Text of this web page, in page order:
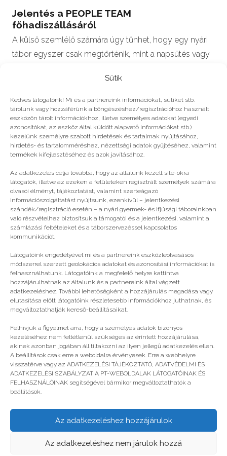
Sütik
Kedves látogatónk! Mi és a partnereink információkat, sütiket stb.
tárolunk vagy hozzáférünk a böngészéshez/regisztrációhoz használt
eszközön tárolt információkhoz, illetve személyes adatokat (egyedi
azonosítókat, az eszköz által küldött alapvető információkat stb.)
kezelünk személyre szabott hirdetések és tartalmak nyújtásához,
hirdetés- és tartalomméréshez, nézettségi adatok gyűjtéséhez, valamint
termékek kifejlesztéséhez és azok javításához.
Az adatkezelés célja továbbá, hogy az általunk kezelt site-okra
látogatók, illetve az ezeken a felületeken regisztrált személyek számára
olvasói élményt, tájékoztatást, valamint szerteágazó
információszolgáltatást nyújtsunk, ezenkívül – jelentkezési
szándék/regisztráció esetén – a nyári gyermek- és ifjúsági táborainkban
való részvételhez biztosítsuk a támogatói és a jelentkezési, valamint a
számlázási feltételeket és a táborszervezéssel kapcsolatos
kommunikációt.
Látogatóink engedélyével mi és a partnereink eszközleolvasásos
módszerrel szerzett geolokációs adatokat és azonosítási információkat is
felhasználhatunk. Látogatóink a megfelelő helyre kattintva
hozzájárulhatnak az általunk és a partnereink által végzett
adatkezeléshez. További lehetőségként a hozzájárulás megadása vagy
elutasítása előtt látogatóink részletesebb információkhoz juthatnak, és
megváltoztathatják kereső-beállításaikat.
Felhívjuk a figyelmet arra, hogy a személyes adatok bizonyos
kezeléséhez nem feltétlenül szükséges az érintett hozzájárulása,
akinek azonban jogában áll tiltakozni az ilyen jellegű adatkezelés ellen.
A beállítások csak erre a weboldalra érvényesek. Erre a webhelyre
visszatérve vagy az ADATKEZELÉSI TÁJÉKOZTATÓ, ADATVÉDELMI ÉS
ADATKEZELÉSI SZABÁLYZAT A PT-WEBOLDALAK LÁTOGATÓINAK ÉS
FELHASZNÁLÓINAK segítségével bármikor megváltoztathatók a
beállítások.
Az adatkezeléshez hozzájárulok
Az adatkezeléshez nem járulok hozzá
Jelentés a PEOPLE TEAM
főhadiszállásáról
A külső szemlélő számára úgy tűnhet, hogy egy nyári
tábor egyszer csak megtörténik, mint a napsütés vagy
#2023
Még több
© legjobbtabor.hu